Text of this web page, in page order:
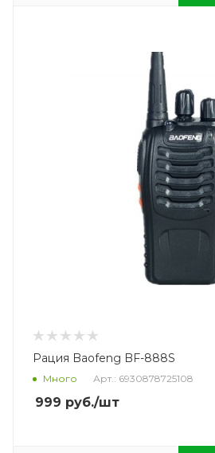
Рация Baofeng BF-888S
Много Арт.: 6930878725108
999 руб./шт